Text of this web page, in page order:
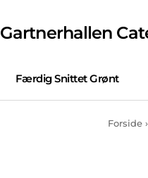
Gartnerhallen
Færdig Snittet Grønt
Forside›